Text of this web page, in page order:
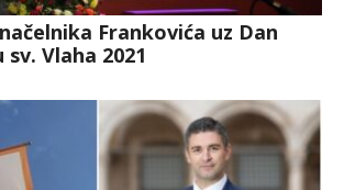
Frankovića uz Dan
Vlaha 2021